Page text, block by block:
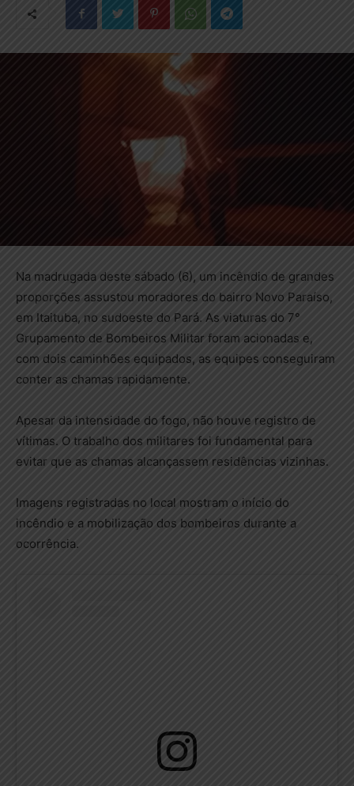
Na madrugada deste sábado (6), um incêndio de grandes
proporções assustou moradores do bairro Novo Paraíso,
em Itaituba, no sudoeste do Pará. As viaturas do 7°
Grupamento de Bombeiros Militar foram acionadas e,
com dois caminhões equipados, as equipes conseguiram
conter as chamas rapidamente.
Apesar da intensidade do fogo, não houve registro de
vítimas. O trabalho dos militares foi fundamental para
evitar que as chamas alcançassem residências vizinhas.
Imagens registradas no local mostram o início do
incêndio e a mobilização dos bombeiros durante a
ocorrência.